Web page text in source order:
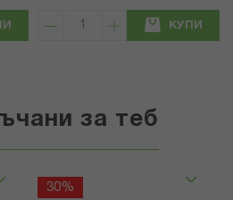
КУПИ
за теб
30%